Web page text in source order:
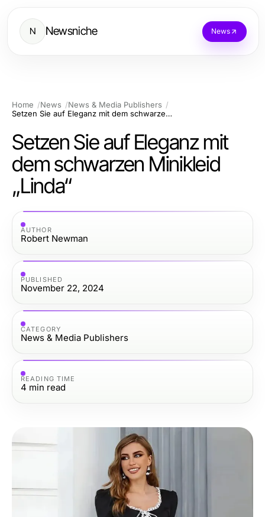
N Newsniche News
Home News
News & Media Publishers
Setzen Sie auf Eleganz mit dem schwarzen Minikleid „Linda“
Setzen Sie auf Eleganz mit
dem schwarzen Minikleid
„Linda“
AUTHOR
Robert Newman
PUBLISHED
November 22, 2024
CATEGORY
News & Media Publishers
READING TIME
4 min read